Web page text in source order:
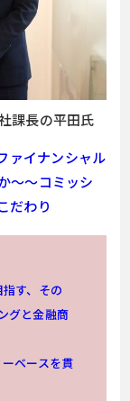
課長の平田氏
ァイナンシャル
～～コミッシ
だわり
す、その
グと金融商
ベースを貫